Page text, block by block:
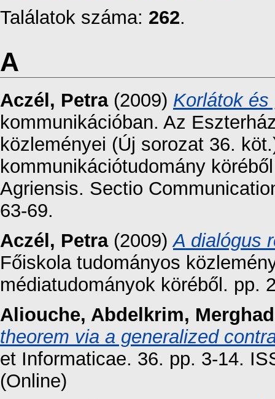
Találatok száma: 262.
A
Aczél, Petra(2009) Korlátok és
kommunikációban. Az
közleményei (Új sorozat 36.
kommunikációtudomány
Agriensis. Sectio
63-69.
Aczél, Petra(2009)A dialógus
Főiskola tudományos
médiatudományok köréből. pp.
Aliouche, Abdelkrim,
theorem via a generalized
et Informaticae. 36. pp. 3-14.
(Online)